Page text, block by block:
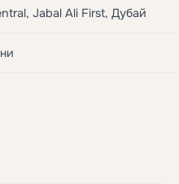
Jabal Ali First, Дубай